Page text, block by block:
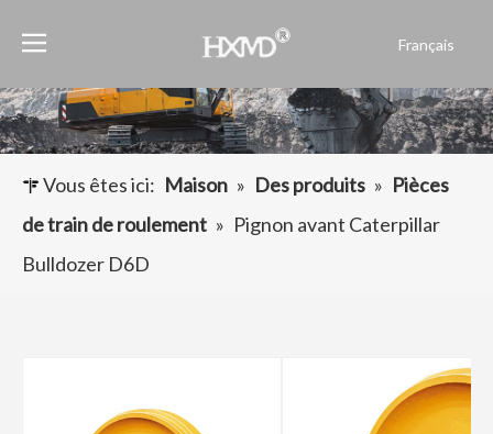
Français
العربية
Pусский
Español
Vous êtes ici: Maison » Des produits » Pièces
de train de roulement » Pignon avant Caterpillar
Bulldozer D6D